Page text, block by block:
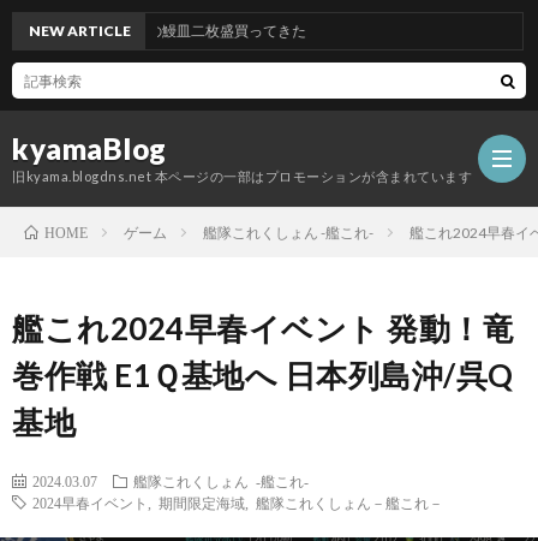
kyamaBlog
旧kyama.blogdns.net 本ページの一部はプロモーションが含まれています
NEW ARTICLE
吉野家の鰻皿二枚盛買ってきた
HOME ゲーム 艦隊これくしょん -艦これ- 艦これ2024早春イ
艦これ2024早春イベント 発動！竜
巻作戦 E1Ｑ基地へ 日本列島沖/呉Q
基地
2024.03.07
艦隊これくしょん -艦これ-
2024早春イベント
期間限定海域 艦隊これくしょん－艦これ－